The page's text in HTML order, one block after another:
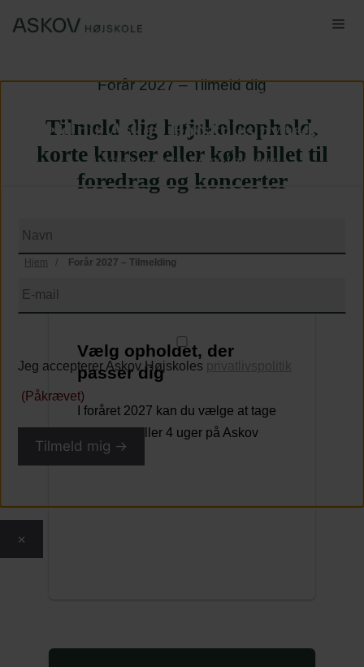
Forår 2027 – Tilmeld dig
Tilmeld dig højskoleophold,
korte kurser eller køb billet til
foredrag og koncerter
Hjem / Forår 2027 – Tilmelding
Vælg opholdet, der
passer dig
I foråret 2027 kan du vælge at tage
24, 16, 14 eller 4 uger på Askov
Højskole.
Skal vi holde dig opdateret om vores korte kurser?
Tilmeld dig Askov Højskoles nyhedsbrev
Vi skriver til dig ca. 1 gang i måneden
mail
(Påkrævet)
betingelser
(Påkrævet)
Jeg accepterer Askov Højskoles privatlivspolitik
(Påkrævet)
Tilmeld mig →
×